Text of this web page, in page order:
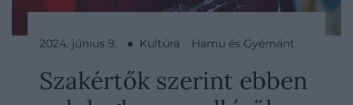
2024. június 9. ● Kultúra Hamu és Gyémánt
Szakértők szerint ebben